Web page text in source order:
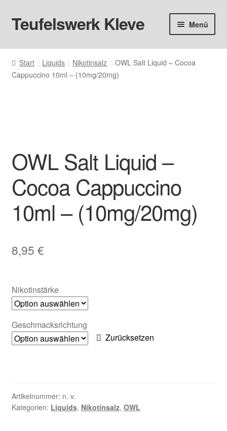
Zur
Navigation
Zum
Inhalt
Teufelswerk Kleve Menü
Startseite
Hardware
Big Puff
Aromen
Basen & Nikotin
Kontaktformular
Unsere Standorte
Start Liquids Nikotinsalz
OWL Salt Liquid – Cocoa
Cappuccino 10ml – (10mg/20mg)
OWL Salt Liquid –
Cocoa Cappuccino
10ml – (10mg/20mg)
8,95 €
Nikotinstärke
Geschmacksrichtung
Zurücksetzen
Artikelnummer: n. v.
Kategorien: Liquids, Nikotinsalz, OWL